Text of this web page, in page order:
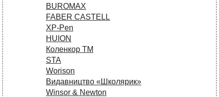
BUROMAX
FABER CASTELL
XP-Pen
HUION
Коленкор ТМ
STA
Worison
Видавництво «Школярик»
Winsor & Newton